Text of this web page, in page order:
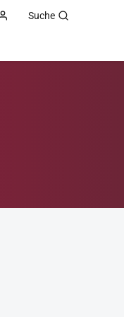
Suche